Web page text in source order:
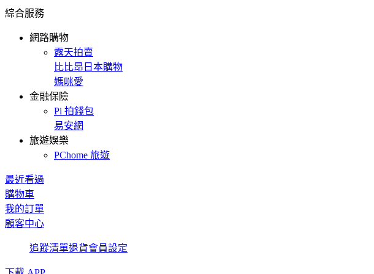
綜合服務
網路購物
露天拍賣
比比昂日本購物
媽咪愛
金融保險
Pi 拍錢包
易安網
旅遊娛樂
PChome 旅遊
最近看過
購物車
我的訂單
顧客中心
追蹤清單退貨會員設定